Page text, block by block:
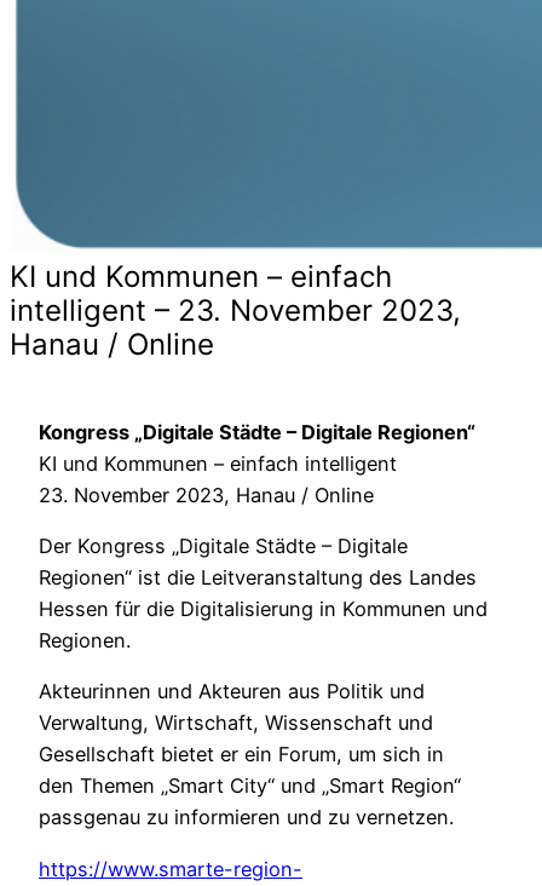
KI und Kommunen – einfach
intelligent – 23. November 2023,
Hanau / Online
Kongress „Digitale Städte – Digitale Regionen“
KI und Kommunen – einfach intelligent
23. November 2023, Hanau / Online
Der Kongress „Digitale Städte – Digitale
Regionen“ ist die Leitveranstaltung des Landes
Hessen für die Digitalisierung in Kommunen und
Regionen.
Akteurinnen und Akteuren aus Politik und
Verwaltung, Wirtschaft, Wissenschaft und
Gesellschaft bietet er ein Forum, um sich in
den Themen „Smart City“ und „Smart Region“
passgenau zu informieren und zu vernetzen.
https://www.smarte-region-